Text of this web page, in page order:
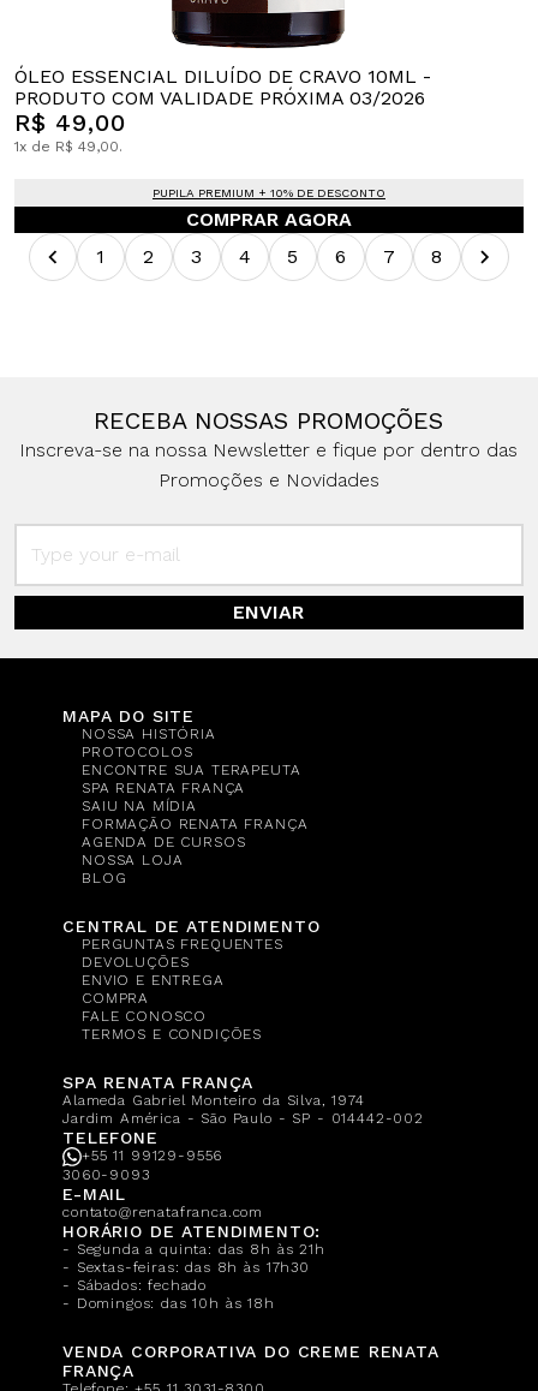
ÓLEO ESSENCIAL DILUÍDO DE CRAVO 10ML -
PRODUTO COM VALIDADE PRÓXIMA 03/2026
R$ 49,00
1x de R$ 49,00.
PUPILA PREMIUM + 10% DE DESCONTO
COMPRAR AGORA
1
2 3 4 5 6 7 8
RECEBA NOSSAS PROMOÇÕES
Inscreva-se na nossa Newsletter e fique por dentro das
Promoções e Novidades
ENVIAR
MAPA DO SITE
NOSSA HISTÓRIA
PROTOCOLOS
ENCONTRE SUA TERAPEUTA
SPA RENATA FRANÇA
SAIU NA MÍDIA
FORMAÇÃO RENATA FRANÇA
AGENDA DE CURSOS
NOSSA LOJA
BLOG
CENTRAL DE ATENDIMENTO
PERGUNTAS FREQUENTES
DEVOLUÇÕES
ENVIO E ENTREGA
COMPRA
FALE CONOSCO
TERMOS E CONDIÇÕES
SPA RENATA FRANÇA
Alameda Gabriel Monteiro da Silva, 1974
Jardim América - São Paulo - SP - 014442-002
TELEFONE
+55 11 99129-9556
3060-9093
E-MAIL
contato@renatafranca.com
HORÁRIO DE ATENDIMENTO:
- Segunda a quinta: das 8h às 21h
- Sextas-feiras: das 8h às 17h30
- Sábados: fechado
- Domingos: das 10h às 18h
VENDA CORPORATIVA DO CREME RENATA
FRANÇA